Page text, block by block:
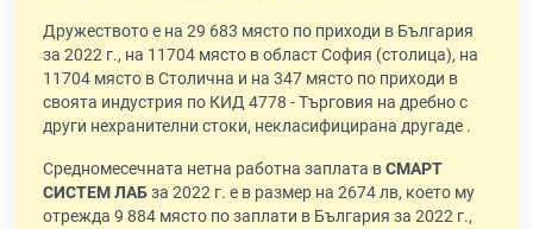
Дружеството е на 29 683 място по приходи в България
за 2022 г., на 11704 място в област София (столица), на
11704 място в Столична и на 347 място по приходи в
своята индустрия по КИД 4778 - Търговия на дребно с
други нехранителни стоки, некласифицирана другаде .
Средномесечната нетна работна заплата вСМАРТ
СИСТЕМ ЛАБза 2022 г. е в размер на 2674 лв, което му
отрежда 9 884 място по заплати в България за 2022 г.,